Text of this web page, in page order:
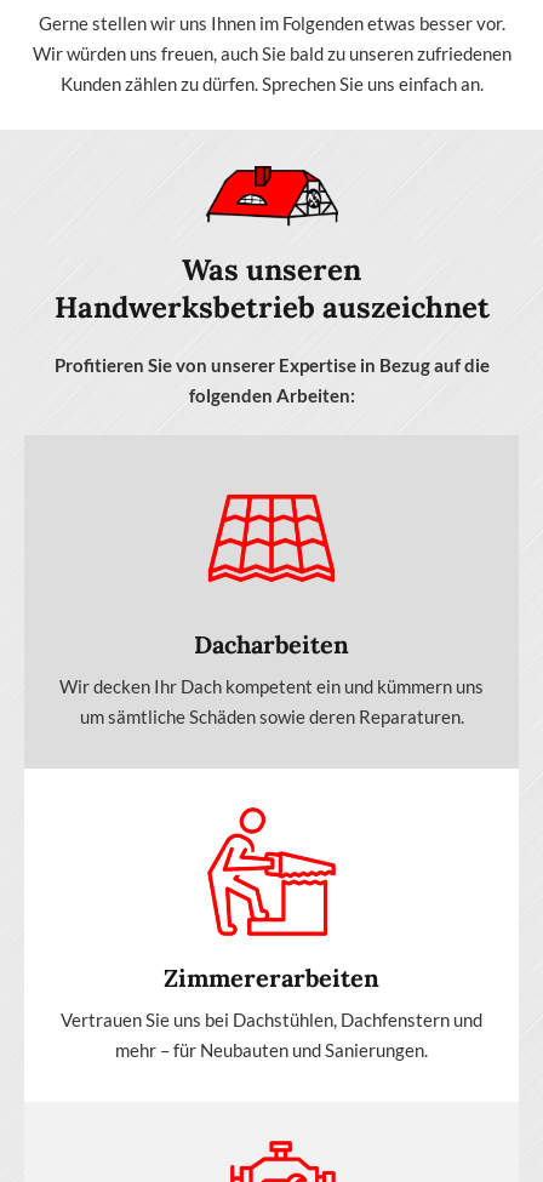
Gerne stellen wir uns Ihnen im Folgenden etwas besser vor.
Wir würden uns freuen, auch Sie bald zu unseren zufriedenen
Kunden zählen zu dürfen. Sprechen Sie uns einfach an.
Was unseren
Handwerksbetrieb auszeichnet
Profitieren Sie von unserer Expertise in Bezug auf die
folgenden Arbeiten:
Dacharbeiten
Wir decken Ihr Dach kompetent ein und kümmern uns
um sämtliche Schäden sowie deren Reparaturen.
Zimmererarbeiten
Vertrauen Sie uns bei Dachstühlen, Dachfenstern und
mehr – für Neubauten und Sanierungen.